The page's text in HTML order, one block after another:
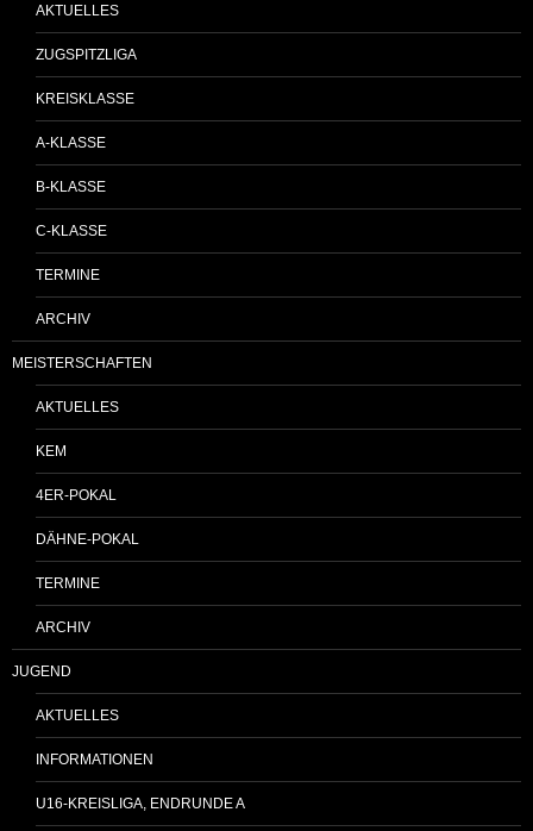
AKTUELLES
ZUGSPITZLIGA
KREISKLASSE
A-KLASSE
B-KLASSE
C-KLASSE
TERMINE
ARCHIV
MEISTERSCHAFTEN
AKTUELLES
KEM
4ER-POKAL
DÄHNE-POKAL
TERMINE
ARCHIV
JUGEND
AKTUELLES
INFORMATIONEN
U16-KREISLIGA, ENDRUNDE A